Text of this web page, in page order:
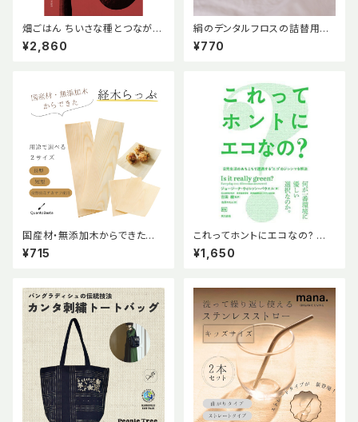
畑ごはん ちいさな種とつながる
台所 早川ユミ レシピ 畑 文化出
版局
¥2,860
絹のデンタルフロスの詰替用
【mana. ORGANIC LIVING】
¥770
国産材・無添加木からできた経
木らっぷ 【長型】20枚入り Qua
ntoBasta クアントバスタ 国産
る 使い捨て曲げわっぱ アカマツ
赤松 オーガニック おしゃれ か
わいい ナチュラル 天然素材 エ
コ エシカル サステナブル
¥715
これってホントにエコなの? ジョ
ージーナ ウィルソン=パウエ
ル 吉田綾 吉原かれん 東京
¥1,650